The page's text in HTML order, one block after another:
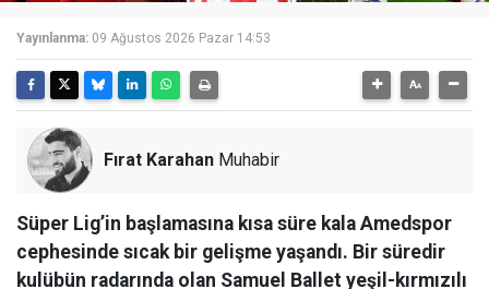
Yayınlanma: 09 Ağustos 2026 Pazar 14:53
Fırat Karahan Muhabir
Süper Lig’in başlamasına kısa süre kala Amedspor
cephesinde sıcak bir gelişme yaşandı. Bir süredir
kulübün radarında olan Samuel Ballet yeşil-kırmızılı